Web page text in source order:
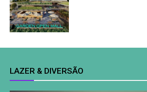
LAZER & DIVERSÃO